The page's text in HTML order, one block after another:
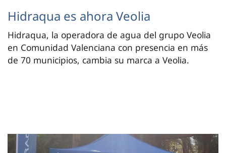
Hidraqua es ahora Veolia
Hidraqua, la operadora de agua del grupo Veolia
en Comunidad Valenciana con presencia en más
de 70 municipios, cambia su marca a Veolia.